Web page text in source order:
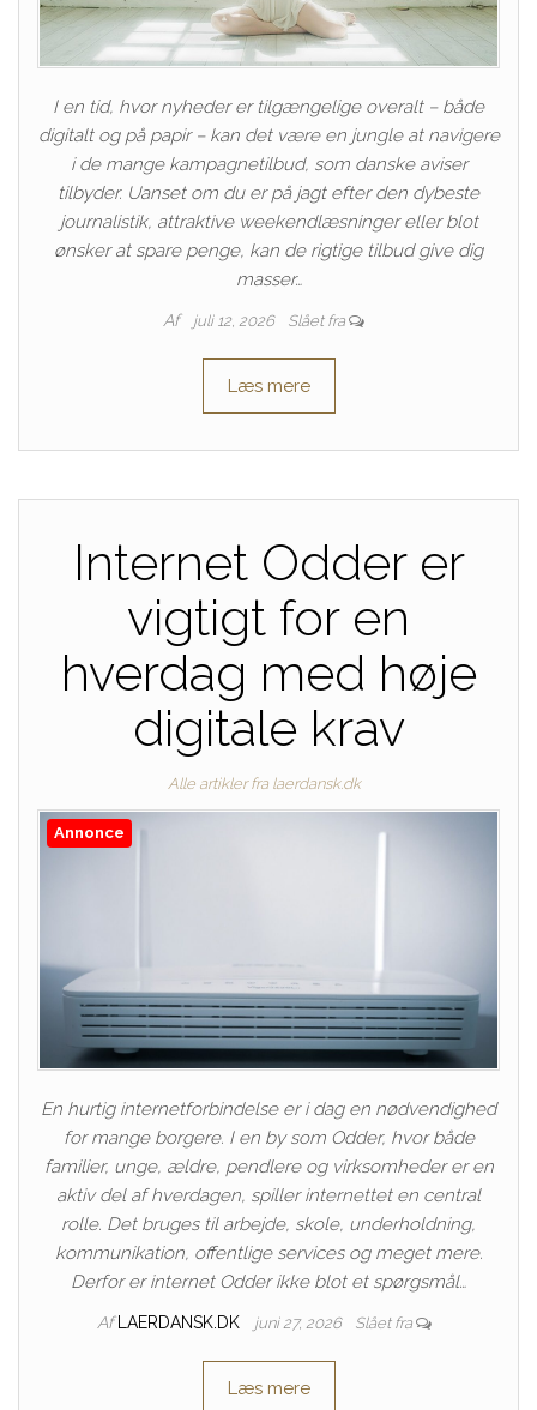
I en tid, hvor nyheder er tilgængelige overalt – både
digitalt og på papir – kan det være en jungle at navigere
i de mange kampagnetilbud, som danske aviser
tilbyder. Uanset om du er på jagt efter den dybeste
journalistik, attraktive weekendlæsninger eller blot
ønsker at spare penge, kan de rigtige tilbud give dig
masser…
Af juli 12, 2026 Slået fra
Læs mere
Internet Odder er
vigtigt for en
hverdag med høje
digitale krav
Alle artikler fra laerdansk.dk
Annonce
En hurtig internetforbindelse er i dag en nødvendighed
for mange borgere. I en by som Odder, hvor både
familier, unge, ældre, pendlere og virksomheder er en
aktiv del af hverdagen, spiller internettet en central
rolle. Det bruges til arbejde, skole, underholdning,
kommunikation, offentlige services og meget mere.
Derfor er internet Odder ikke blot et spørgsmål…
Af LAERDANSK.DK juni 27, 2026 Slået fra
Læs mere